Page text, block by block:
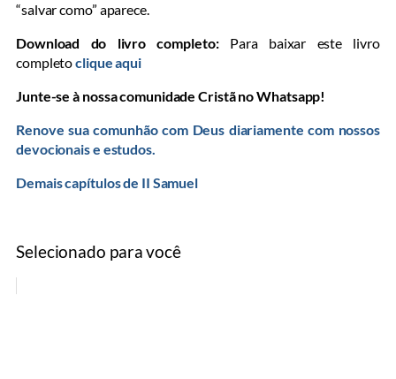
“salvar como” aparece.
Download do livro completo: Para baixar este livro
completoclique aqui
Junte-se à nossa comunidade Cristã no Whatsapp!
Renove sua comunhão com Deus diariamente com nossos
devocionais e estudos.
Demais capítulos de II Samuel
Selecionado para você